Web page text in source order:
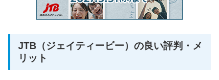
JTB（ジェイティービー）の良い評判・メ
リット